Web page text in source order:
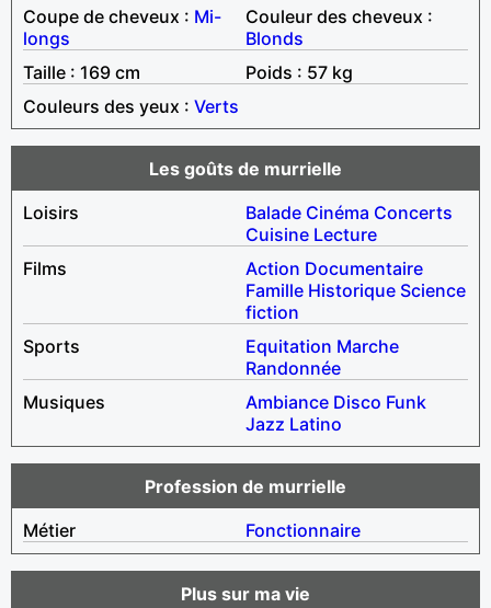
Coupe de cheveux : Mi-
longs
Couleur des cheveux :
Blonds
Taille : 169 cm
Poids : 57 kg
Couleurs des yeux : Verts
Les goûts de murrielle
Loisirs
Balade Cinéma Concerts
Cuisine Lecture
Films
Action Documentaire
Famille Historique Science
fiction
Sports
Equitation Marche
Randonnée
Musiques
Ambiance Disco Funk
Jazz Latino
Profession de murrielle
Métier
Fonctionnaire
Plus sur ma vie